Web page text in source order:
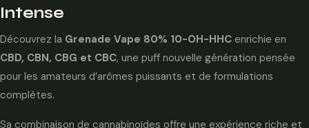
Intense
Découvrez la Grenade Vape 80% 10-OH-HHC enrichie en
CBD, CBN, CBG et CBC, une puff nouvelle génération pensée
pour les amateurs d’arômes puissants et de formulations
complètes.
Sa combinaison de cannabinoïdes offre une expérience riche et